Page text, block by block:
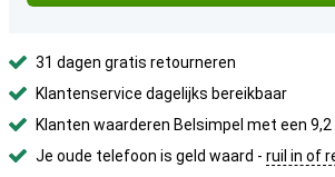
31 dagen gratis retourneren
Klantenservice dagelijks bereikbaar
Klanten waarderen Belsimpel met een 9,2
Je oude telefoon is geld waard - ruil in of